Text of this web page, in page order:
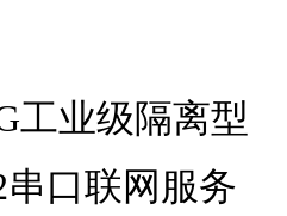
工业级隔离型
串口联网服务